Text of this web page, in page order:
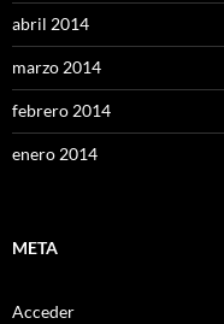
abril 2014
marzo 2014
febrero 2014
enero 2014
META
Acceder